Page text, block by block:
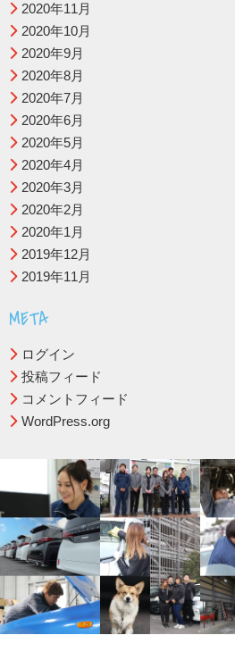
2020年11月
2020年10月
2020年9月
2020年8月
2020年7月
2020年6月
2020年5月
2020年4月
2020年3月
2020年2月
2020年1月
2019年12月
2019年11月
META
ログイン
投稿フィード
コメントフィード
WordPress.org